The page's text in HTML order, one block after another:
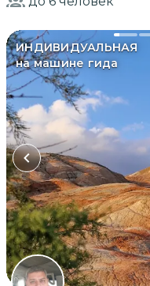
ИНДИВИДУАЛЬНАЯ
на машине гида